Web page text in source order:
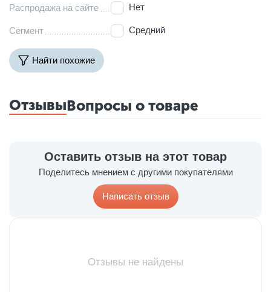
Распродажа на сайте Нет
Сегмент Средний
Найти похожие
ОтзывыВопросы о товаре
Оставить отзыв на этот товар
Поделитесь мнением с другими покупателями
Написать отзыв
Отзывы не найдены